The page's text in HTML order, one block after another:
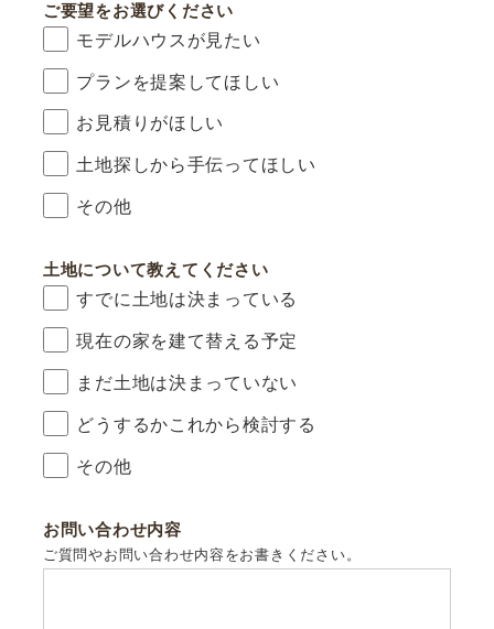
ご要望をお選びください
モデルハウスが見たい
プランを提案してほしい
お見積りがほしい
土地探しから手伝ってほしい
その他
土地について教えてください
すでに土地は決まっている
現在の家を建て替える予定
まだ土地は決まっていない
どうするかこれから検討する
その他
お問い合わせ内容
ご質問やお問い合わせ内容をお書きください。